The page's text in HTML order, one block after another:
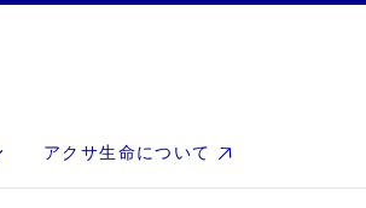
アクサ生命について